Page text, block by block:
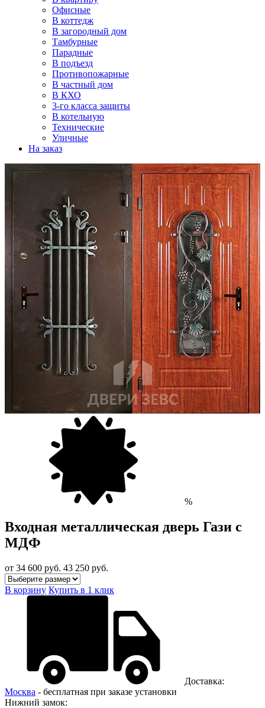
Офисные
В коттедж
В загородный дом
Тамбурные
Парадные
В подъезд
Противопожарные
В частный дом
В КХО
3-го класса защиты
В котельную
Технические
Уличные
На заказ
%
Входная металлическая дверь Гази с
МДФ
от 34 600 руб. 43 250 руб.
В корзину Купить в 1 клик
Доставка:
Москва - бесплатная при заказе установки
Нижний замок: